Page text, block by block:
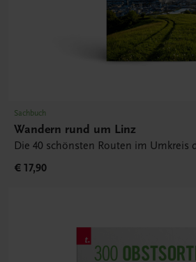
Sachbuch
Wandern rund um Linz
Die 40 schönsten Routen im Umkreis
€ 17,90